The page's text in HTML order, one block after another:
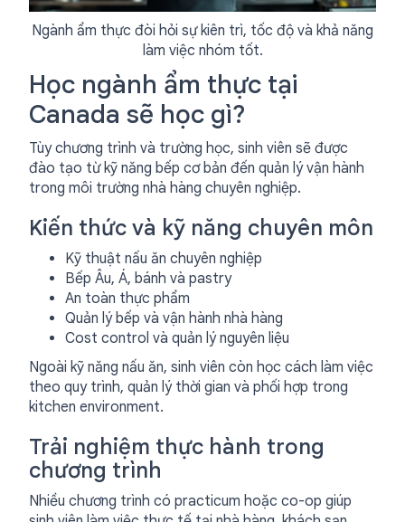
Ngành ẩm thực đòi hỏi sự kiên trì, tốc độ và khả năng
làm việc nhóm tốt.
Học ngành ẩm thực tại
Canada sẽ học gì?
Tùy chương trình và trường học, sinh viên sẽ được
đào tạo từ kỹ năng bếp cơ bản đến quản lý vận hành
trong môi trường nhà hàng chuyên nghiệp.
Kiến thức và kỹ năng chuyên môn
Kỹ thuật nấu ăn chuyên nghiệp
Bếp Âu, Á, bánh và pastry
An toàn thực phẩm
Quản lý bếp và vận hành nhà hàng
Cost control và quản lý nguyên liệu
Ngoài kỹ năng nấu ăn, sinh viên còn học cách làm việc
theo quy trình, quản lý thời gian và phối hợp trong
kitchen environment.
Trải nghiệm thực hành trong
chương trình
Nhiều chương trình có practicum hoặc co-op giúp